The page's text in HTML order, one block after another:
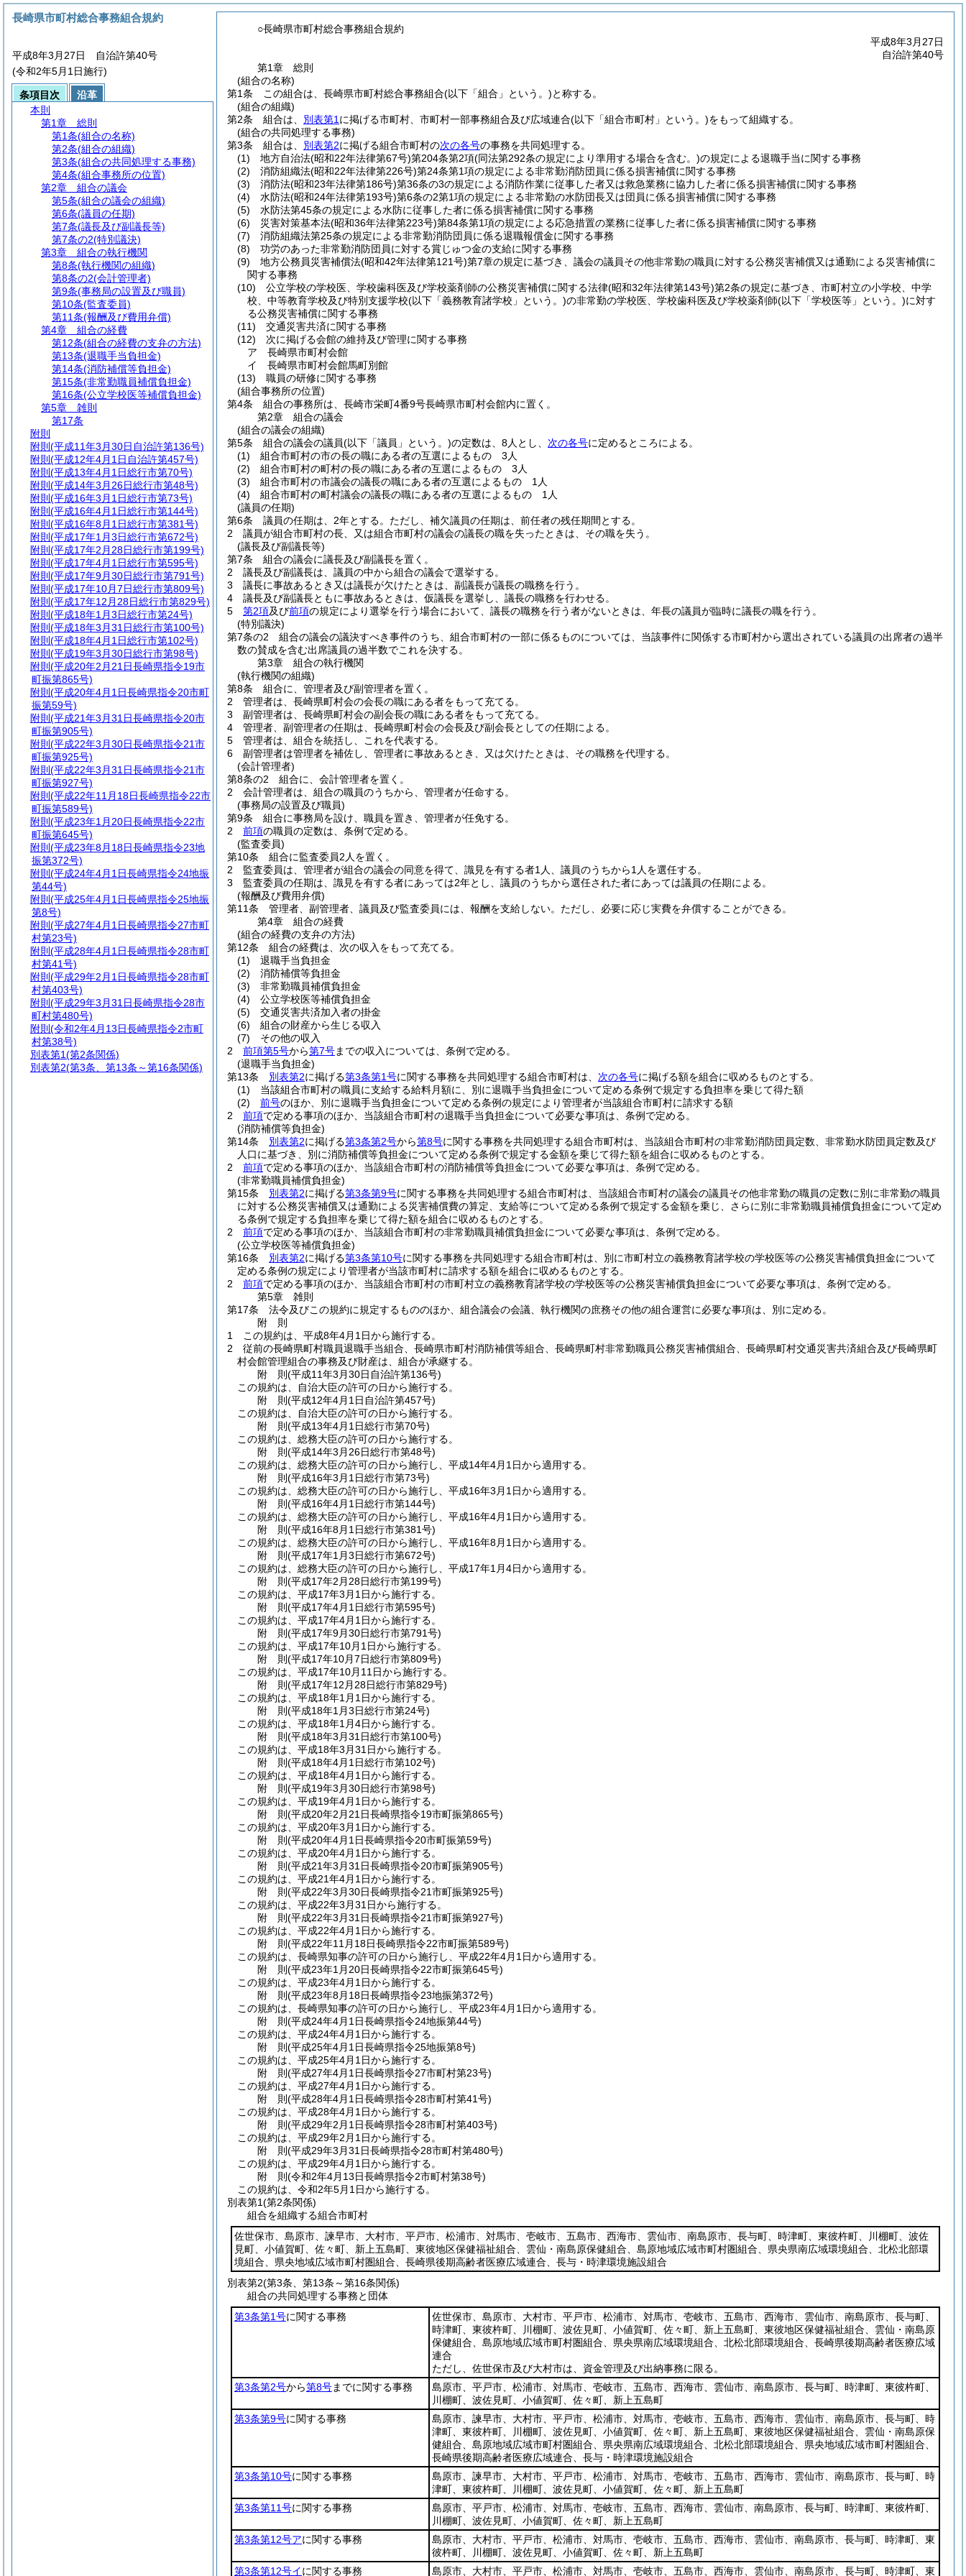
○長崎県市町村総合事務組合規約
平成8年3月27日
自治許第40号
第1章
総則
(組合の名称)
第1条
この組合は、長崎県市町村総合事務組合(以下「組合」という。)と称する。
(組合の組織)
第2条
組合は、 別表第1 に掲げる市町村、市町村一部事務組合及び広域連合(以下「組合市町村」という。)をもって組織する。
(組合の共同処理する事務)
第3条
組合は、 別表第2に掲げる組合市町村の次の各号の事務を共同処理する。
(1)
地方自治法(昭和22年法律第67号)第204条第2項(同法第292条の規定により準用する場合を含む。)の規定による退職手当に関する事務
(2)
消防組織法(昭和22年法律第226号)第24条第1項の規定による非常勤消防団員に係る損害補償に関する事務
(3)
消防法(昭和23年法律第186号)第36条の3の規定による消防作業に従事した者又は救急業務に協力した者に係る損害補償に関する事務
(4)
水防法(昭和24年法律第193号)第6条の2第1項の規定による非常勤の水防団長又は団員に係る損害補償に関する事務
(5)
水防法第45条の規定による水防に従事した者に係る損害補償に関する事務
(6)
災害対策基本法(昭和36年法律第223号)第84条第1項の規定による応急措置の業務に従事した者に係る損害補償に関する事務
(7)
消防組織法第25条の規定による非常勤消防団員に係る退職報償金に関する事務
(8)
功労のあった非常勤消防団員に対する賞じゅつ金の支給に関する事務
(9)
地方公務員災害補償法(昭和42年法律第121号)第7章の規定に基づき、議会の議員その他非常勤の職員に対する公務災害補償又は通勤による災害補償に
関する事務
(10)
公立学校の学校医、学校歯科医及び学校薬剤師の公務災害補償に関する法律(昭和32年法律第143号)第2条の規定に基づき、市町村立の小学校、中学
校、中等教育学校及び特別支援学校(以下「義務教育諸学校」という。)の非常勤の学校医、学校歯科医及び学校薬剤師(以下「学校医等」という。)に対す
る公務災害補償に関する事務
(11)
交通災害共済に関する事務
(12)
次に掲げる会館の維持及び管理に関する事務
ア
長崎県市町村会館
イ
長崎県市町村会館馬町別館
(13)
職員の研修に関する事務
(組合事務所の位置)
第4条
組合の事務所は、長崎市栄町4番9号長崎県市町村会館内に置く。
第2章
組合の議会
(組合の議会の組織)
第5条
組合の議会の議員(以下「議員」という。)の定数は、8人とし、 次の各号に定めるところによる。
(1)
組合市町村の市の長の職にある者の互選によるもの 3人
(2)
組合市町村の町村の長の職にある者の互選によるもの 3人
(3)
組合市町村の市議会の議長の職にある者の互選によるもの 1人
(4)
組合市町村の町村議会の議長の職にある者の互選によるもの 1人
(議員の任期)
第6条
議員の任期は、2年とする。 ただし、補欠議員の任期は、前任者の残任期間とする。
2
議員が組合市町村の長、又は組合市町村の議会の議長の職を失ったときは、その職を失う。
(議長及び副議長等)
第7条
組合の議会に議長及び副議長を置く。
2
議長及び副議長は、議員の中から組合の議会で選挙する。
3
議長に事故あるとき又は議長が欠けたときは、副議長が議長の職務を行う。
4
議長及び副議長ともに事故あるときは、仮議長を選挙し、議長の職務を行わせる。
5
第2項及び前項の規定により選挙を行う場合において、議長の職務を行う者がないときは、年長の議員が臨時に議長の職を行う。
(特別議決)
第7条の2
組合の議会の議決すべき事件のうち、組合市町村の一部に係るものについては、当該事件に関係する市町村から選出されている議員の出席者の過半
数の賛成を含む出席議員の過半数でこれを決する。
第3章
組合の執行機関
(執行機関の組織)
第8条
組合に、管理者及び副管理者を置く。
2
管理者は、長崎県町村会の会長の職にある者をもって充てる。
3
副管理者は、長崎県町村会の副会長の職にある者をもって充てる。
4
管理者、副管理者の任期は、長崎県町村会の会長及び副会長としての任期による。
5
管理者は、組合を統括し、これを代表する。
6
副管理者は管理者を補佐し、管理者に事故あるとき、又は欠けたときは、その職務を代理する。
(会計管理者)
第8条の2
組合に、会計管理者を置く。
2
会計管理者は、組合の職員のうちから、管理者が任命する。
(事務局の設置及び職員)
第9条
組合に事務局を設け、職員を置き、管理者が任免する。
2
前項の職員の定数は、条例で定める。
(監査委員)
第10条
組合に監査委員2人を置く。
2
監査委員は、管理者が組合の議会の同意を得て、識見を有する者1人、議員のうちから1人を選任する。
3
監査委員の任期は、識見を有する者にあっては2年とし、議員のうちから選任された者にあっては議員の任期による。
(報酬及び費用弁償)
第11条
管理者、副管理者、議員及び監査委員には、報酬を支給しない。 ただし、必要に応じ実費を弁償することができる。
第4章
組合の経費
(組合の経費の支弁の方法)
第12条
組合の経費は、次の収入をもって充てる。
(1)
退職手当負担金
(2)
消防補償等負担金
(3)
非常勤職員補償負担金
(4)
公立学校医等補償負担金
(5)
交通災害共済加入者の掛金
(6)
組合の財産から生じる収入
(7)
その他の収入
2
前項第5号から第7号までの収入については、条例で定める。
(退職手当負担金)
第13条
別表第2に掲げる第3条第1号に関する事務を共同処理する組合市町村は、 次の各号に掲げる額を組合に収めるものとする。
(1)
当該組合市町村の職員に支給する給料月額に、別に退職手当負担金について定める条例で規定する負担率を乗じて得た額
(2)
前号のほか、別に退職手当負担金について定める条例の規定により管理者が当該組合市町村に請求する額
2
前項で定める事項のほか、当該組合市町村の退職手当負担金について必要な事項は、条例で定める。
(消防補償等負担金)
第14条
別表第2に掲げる第3条第2号から第8号に関する事務を共同処理する組合市町村は、当該組合市町村の非常勤消防団員定数、非常勤水防団員定数及び
人口に基づき、別に消防補償等負担金について定める条例で規定する金額を乗じて得た額を組合に収めるものとする。
2
前項で定める事項のほか、当該組合市町村の消防補償等負担金について必要な事項は、条例で定める。
(非常勤職員補償負担金)
第15条
別表第2に掲げる第3条第9号に関する事務を共同処理する組合市町村は、当該組合市町村の議会の議員その他非常勤の職員の定数に別に非常勤の職員
に対する公務災害補償又は通勤による災害補償費の算定、支給等について定める条例で規定する金額を乗じ、さらに別に非常勤職員補償負担金について定め
る条例で規定する負担率を乗じて得た額を組合に収めるものとする。
2
前項で定める事項のほか、当該組合市町村の非常勤職員補償負担金について必要な事項は、条例で定める。
(公立学校医等補償負担金)
第16条
別表第2に掲げる第3条第10号に関する事務を共同処理する組合市町村は、別に市町村立の義務教育諸学校の学校医等の公務災害補償負担金について
定める条例の規定により管理者が当該市町村に請求する額を組合に収めるものとする。
2
前項で定める事項のほか、当該組合市町村の市町村立の義務教育諸学校の学校医等の公務災害補償負担金について必要な事項は、条例で定める。
第5章
雑則
第17条
法令及びこの規約に規定するもののほか、組合議会の会議、執行機関の庶務その他の組合運営に必要な事項は、別に定める。
附 則
1
この規約は、平成8年4月1日から施行する。
2
従前の長崎県町村職員退職手当組合、長崎県市町村消防補償等組合、長崎県町村非常勤職員公務災害補償組合、長崎県町村交通災害共済組合及び長崎県町
村会館管理組合の事務及び財産は、組合が承継する。
附 則(平成11年3月30日 自治許第136号)
この規約は、自治大臣の許可の日から施行する。
附 則(平成12年4月1日 自治許第457号)
この規約は、自治大臣の許可の日から施行する。
附 則(平成13年4月1日総行市第70号)
この規約は、総務大臣の許可の日から施行する。
附 則(平成14年3月26日総行市第48号)
この規約は、総務大臣の許可の日から施行し、平成14年4月1日から適用する。
附 則(平成16年3月1日総行市第73号)
この規約は、総務大臣の許可の日から施行し、平成16年3月1日から適用する。
附 則(平成16年4月1日総行市第144号)
この規約は、総務大臣の許可の日から施行し、平成16年4月1日から適用する。
附 則(平成16年8月1日総行市第381号)
この規約は、総務大臣の許可の日から施行し、平成16年8月1日から適用する。
附 則(平成17年1月3日総行市第672号)
この規約は、総務大臣の許可の日から施行し、平成17年1月4日から適用する。
附 則(平成17年2月28日総行市第199号)
この規約は、平成17年3月1日から施行する。
附 則(平成17年4月1日総行市第595号)
この規約は、平成17年4月1日から施行する。
附 則(平成17年9月30日総行市第791号)
この規約は、平成17年10月1日から施行する。
附 則(平成17年10月7日総行市第809号)
この規約は、平成17年10月11日から施行する。
附 則(平成17年12月28日総行市第829号)
この規約は、平成18年1月1日から施行する。
附 則(平成18年1月3日総行市第24号)
この規約は、平成18年1月4日から施行する。
附 則(平成18年3月31日総行市第100号)
この規約は、平成18年3月31日から施行する。
附 則(平成18年4月1日総行市第102号)
この規約は、平成18年4月1日から施行する。
附 則(平成19年3月30日総行市第98号)
この規約は、平成19年4月1日から施行する。
附 則(平成20年2月21日長崎県指令19市町振第865号)
この規約は、平成20年3月1日から施行する。
附 則(平成20年4月1日長崎県指令20市町振第59号)
この規約は、平成20年4月1日から施行する。
附 則(平成21年3月31日長崎県指令20市町振第905号)
この規約は、平成21年4月1日から施行する。
附 則(平成22年3月30日長崎県指令21市町振第925号)
この規約は、平成22年3月31日から施行する。
附 則(平成22年3月31日長崎県指令21市町振第927号)
この規約は、平成22年4月1日から施行する。
附 則(平成22年11月18日長崎県指令22市町振第589号)
この規約は、長崎県知事の許可の日から施行し、平成22年4月1日から適用する。
附 則(平成23年1月20日長崎県指令22市町振第645号)
この規約は、平成23年4月1日から施行する。
附 則(平成23年8月18日長崎県指令23地振第372号)
この規約は、長崎県知事の許可の日から施行し、平成23年4月1日から適用する。
附 則(平成24年4月1日長崎県指令24地振第44号)
この規約は、平成24年4月1日から施行する。
附 則(平成25年4月1日長崎県指令25地振第8号)
この規約は、平成25年4月1日から施行する。
附 則(平成27年4月1日長崎県指令27市町村第23号)
この規約は、平成27年4月1日から施行する。
附 則(平成28年4月1日長崎県指令28市町村第41号)
この規約は、平成28年4月1日から施行する。
附 則(平成29年2月1日長崎県指令28市町村第403号)
この規約は、平成29年2月1日から施行する。
附 則(平成29年3月31日長崎県指令28市町村第480号)
この規約は、平成29年4月1日から施行する。
附 則(令和2年4月13日長崎県指令2市町村第38号)
この規約は、令和2年5月1日から施行する。
別表第1(第2条関係)
組合を組織する組合市町村
佐世保市、島原市、諫早市、大村市、平戸市、松浦市、対馬市、壱岐市、五島市、西海市、雲仙市、南島原市、長与町、時津町、東彼杵町、川棚町、波佐
見町、小値賀町、佐々町、新上五島町、東彼地区保健福祉組合、雲仙・南島原保健組合、島原地域広域市町村圏組合、県央県南広域環境組合、北松北部環
境組合、県央地域広域市町村圏組合、長崎県後期高齢者医療広域連合、長与・時津環境施設組合
別表第2(第3条、第13条～第16条関係)
組合の共同処理する事務と団体
第3条第1号に関する事務
佐世保市、島原市、大村市、平戸市、松浦市、対馬市、壱岐市、五島市、西海市、雲仙市、南島原市、長与町、
時津町、東彼杵町、川棚町、波佐見町、小値賀町、佐々町、新上五島町、東彼地区保健福祉組合、雲仙・南島原
保健組合、島原地域広域市町村圏組合、県央県南広域環境組合、北松北部環境組合、長崎県後期高齢者医療広域
連合
ただし、佐世保市及び大村市は、資金管理及び出納事務に限る。
第3条第2号から第8号までに関する事務
島原市、平戸市、松浦市、対馬市、壱岐市、五島市、西海市、雲仙市、南島原市、長与町、時津町、東彼杵町、
川棚町、波佐見町、小値賀町、佐々町、新上五島町
第3条第9号に関する事務
島原市、諫早市、大村市、平戸市、松浦市、対馬市、壱岐市、五島市、西海市、雲仙市、南島原市、長与町、時
津町、東彼杵町、川棚町、波佐見町、小値賀町、佐々町、新上五島町、東彼地区保健福祉組合、雲仙・南島原保
健組合、島原地域広域市町村圏組合、県央県南広域環境組合、北松北部環境組合、県央地域広域市町村圏組合、
長崎県後期高齢者医療広域連合、長与・時津環境施設組合
第3条第10号に関する事務
島原市、諫早市、大村市、平戸市、松浦市、対馬市、壱岐市、五島市、西海市、雲仙市、南島原市、長与町、時
津町、東彼杵町、川棚町、波佐見町、小値賀町、佐々町、新上五島町
第3条第11号に関する事務
島原市、平戸市、松浦市、対馬市、壱岐市、五島市、西海市、雲仙市、南島原市、長与町、時津町、東彼杵町、
川棚町、波佐見町、小値賀町、佐々町、新上五島町
第3条第12号アに関する事務
島原市、大村市、平戸市、松浦市、対馬市、壱岐市、五島市、西海市、雲仙市、南島原市、長与町、時津町、東
彼杵町、川棚町、波佐見町、小値賀町、佐々町、新上五島町
第3条第12号イに関する事務 島原市、大村市、平戸市、松浦市、対馬市、壱岐市、五島市、西海市、雲仙市、南島原市、長与町、時津町、東
長崎県市町村総合事務組合規約
平成8年3月27日 自治許第40号
(令和2年5月1日施行)
条項目次
沿革
本則
第1章
総則
第1条(組合の名称)
第2条(組合の組織)
第3条(組合の共同処理する事務)
第4条(組合事務所の位置)
第2章
組合の議会
第5条(組合の議会の組織)
第6条(議員の任期)
第7条(議長及び副議長等)
第7条の2(特別議決)
第3章
組合の執行機関
第8条(執行機関の組織)
第8条の2(会計管理者)
第9条(事務局の設置及び職員)
第10条(監査委員)
第11条(報酬及び費用弁償)
第4章
組合の経費
第12条(組合の経費の支弁の方法)
第13条(退職手当負担金)
第14条(消防補償等負担金)
第15条(非常勤職員補償負担金)
第16条(公立学校医等補償負担金)
第5章
雑則
第17条
附則
附則 (平成11年3月30日自治許第136号)
附則 (平成12年4月1日自治許第457号)
附則 (平成13年4月1日総行市第70号)
附則 (平成14年3月26日総行市第48号)
附則 (平成16年3月1日総行市第73号)
附則 (平成16年4月1日総行市第144号)
附則 (平成16年8月1日総行市第381号)
附則 (平成17年1月3日総行市第672号)
附則 (平成17年2月28日総行市第199号)
附則 (平成17年4月1日総行市第595号)
附則 (平成17年9月30日総行市第791号)
附則 (平成17年10月7日総行市第809号)
附則 (平成17年12月28日総行市第829号)
附則 (平成18年1月3日総行市第24号)
附則 (平成18年3月31日総行市第100号)
附則 (平成18年4月1日総行市第102号)
附則 (平成19年3月30日総行市第98号)
附則 (平成20年2月21日長崎県指令19市
町振第865号)
附則 (平成20年4月1日長崎県指令20市町
振第59号)
附則 (平成21年3月31日長崎県指令20市
町振第905号)
附則 (平成22年3月30日長崎県指令21市
町振第925号)
附則 (平成22年3月31日長崎県指令21市
町振第927号)
附則 (平成22年11月18日長崎県指令22市
町振第589号)
附則 (平成23年1月20日長崎県指令22市
町振第645号)
附則 (平成23年8月18日長崎県指令23地
振第372号)
附則 (平成24年4月1日長崎県指令24地振
第44号)
附則 (平成25年4月1日長崎県指令25地振
第8号)
附則 (平成27年4月1日長崎県指令27市町
村第23号)
附則 (平成28年4月1日長崎県指令28市町
村第41号)
附則 (平成29年2月1日長崎県指令28市町
村第403号)
附則 (平成29年3月31日長崎県指令28市
町村第480号)
附則 (令和2年4月13日長崎県指令2市町
村第38号)
別表第1(第2条関係)
別表第2(第3条、第13条～第16条関係)